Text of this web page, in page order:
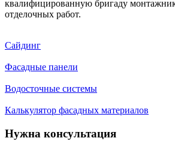
квалифицированную бригаду
отделочных работ.
Сайдинг
Фасадные панели
Водосточные системы
Калькулятор фасадных материалов
Нужна консультация